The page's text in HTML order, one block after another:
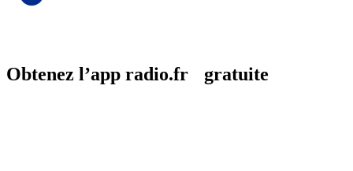
Obtenez l’app radio.fr gratuite